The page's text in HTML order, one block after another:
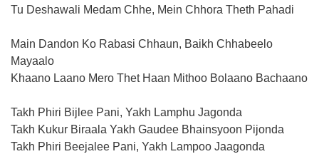
Tu Deshawali Medam Chhe, Mein Chhora Theth Pahadi
Main Dandon Ko Rabasi Chhaun, Baikh Chhabeelo
Mayaalo
Khaano Laano Mero Thet Haan Mithoo Bolaano Bachaano
Takh Phiri Bijlee Pani, Yakh Lamphu Jagonda
Takh Kukur Biraala Yakh Gaudee Bhainsyoon Pijonda
Takh Phiri Beejalee Pani, Yakh Lampoo Jaagonda